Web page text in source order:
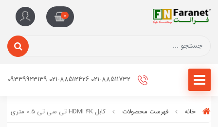
0
خانه فهرست محصولات کابل HDMI 4K تی سی تی 0.5 متری